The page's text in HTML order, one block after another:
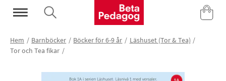
Mina Sidor
Hem Barnböcker Böcker för 6-9 år
Läshuset (Tor & Tea)
Tor och Tea fikar